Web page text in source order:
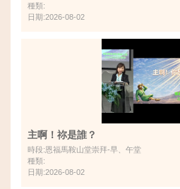
種類:
日期:2026-08-02
主啊！祢是誰？
時段:恩福馬鞍山堂崇拜-早、午堂
種類:
日期:2026-08-02